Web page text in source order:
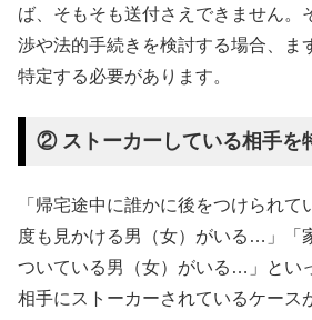
ば、そもそも送付さえできません。
渉や法的手続きを検討する場合、ま
特定する必要があります。
② ストーカーしている相手を
「帰宅途中に誰かに後をつけられ
度も見かける男（女）がいる…」「
ついている男（女）がいる…」とい
相手にストーカーされているケース